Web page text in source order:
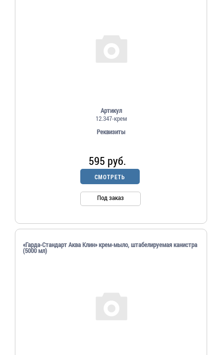
Артикул
12.347-крем
Реквизиты
595 руб.
СМОТРЕТЬ
Под заказ
«Гарда-Стандарт Аква Клин» крем-мыло, штабелируемая канистра
(5000 мл)